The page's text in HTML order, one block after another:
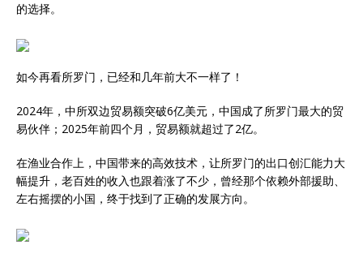
的选择。
如今再看所罗门，已经和几年前大不一样了！
2024年，中所双边贸易额突破6亿美元，中国成了所罗门最大的贸
易伙伴；2025年前四个月，贸易额就超过了2亿。
在渔业合作上，中国带来的高效技术，让所罗门的出口创汇能力大
幅提升，老百姓的收入也跟着涨了不少，曾经那个依赖外部援助、
左右摇摆的小国，终于找到了正确的发展方向。